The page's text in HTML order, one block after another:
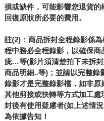
損或缺件，可能影響您退貨
回復原狀所必要的費用。
註(2)：商品拆封全程錄影係
程中務必全程錄影，以確保
疵…等(影片須清楚拍下未拆
商品明細..等)；並請以完整錄
錄影才是完整錄影檔，如非原
其他剪接或快轉等方式加工
封後有使用疑慮者(如上述情
為依據告知！